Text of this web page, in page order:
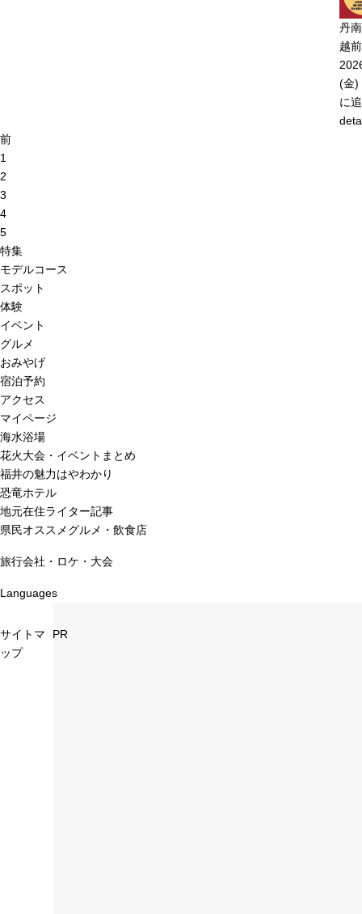
丹南
越
(金)
に
前
1
2
3
4
5
特集
モデルコース
スポット
体験
イベント
グルメ
おみやげ
宿泊予約
アクセス
マイページ
海水浴場
花火大会・イベントまとめ
福井の魅力はやわかり
恐竜ホテル
地元在住ライター記事
県民オススメグルメ・飲食店
旅行会社・ロケ・大会
Languages
サイトマ
ップ
PR